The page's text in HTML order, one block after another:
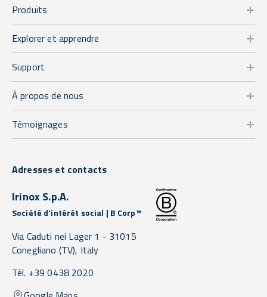
Produits
Explorer et apprendre
Support
À propos de nous
Témoignages
Adresses et contacts
Irinox S.p.A.
Société d'intérêt social | B Corp™
Via Caduti nei Lager 1 - 31015
Conegliano (TV), Italy
Tél. +39 0438 2020